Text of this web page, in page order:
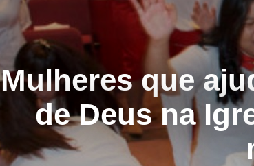
Mulheres que
de Deus na